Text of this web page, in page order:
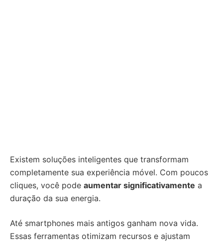
Existem soluções inteligentes que transformam
completamente sua experiência móvel. Com poucos
cliques, você pode aumentar significativamente a
duração da sua energia.
Até smartphones mais antigos ganham nova vida.
Essas ferramentas otimizam recursos e ajustam